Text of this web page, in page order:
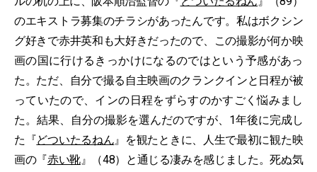
のエキストラ募集のチラシがあったんです。私はボクシン
グ好きで赤井英和も大好きだったので、この撮影が何か映
画の国に行けるきっかけになるのではという予感があっ
た。ただ、自分で撮る自主映画のクランクインと日程が被
っていたので、インの日程をずらすのかすごく悩みまし
た。結果、自分の撮影を選んだのですが、1年後に完成し
た『どついたるねん』を観たときに、人生で最初に観た映
画の『赤い靴』（48）と通じる凄みを感じました。死ぬ気